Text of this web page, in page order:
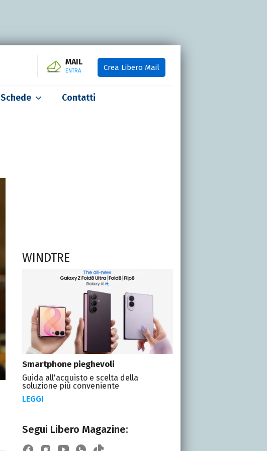
MAIL
ENTRA Crea Libero Mail
Schede Contatti
WINDTRE
Smartphone pieghevoli
Guida all'acquisto e scelta della
soluzione più conveniente
LEGGI
Segui Libero Magazine: